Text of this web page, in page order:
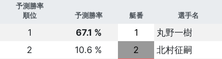
予測勝率
順位
予測勝率 艇番 選手名
1 67.1 % 1
丸野一樹
2
10.6 % 2
北村征嗣